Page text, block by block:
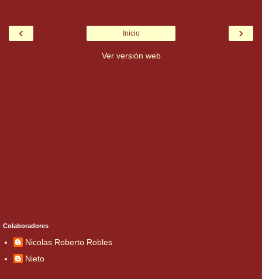
‹ ›
Inicio
Ver versión web
Colaboradores
Nicolas Roberto Robles
Nieto